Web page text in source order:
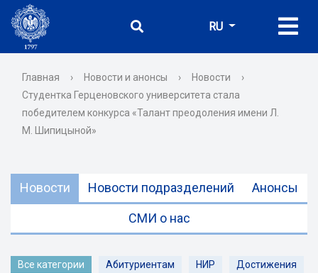
RU
Главная › Новости и анонсы › Новости
›
Студентка Герценовского университета стала
победителем конкурса «Талант преодоления имени Л.
М. Шипицыной»
Новости Новости подразделений Анонсы
СМИ о нас
Все категории Абитуриентам НИР Достижения